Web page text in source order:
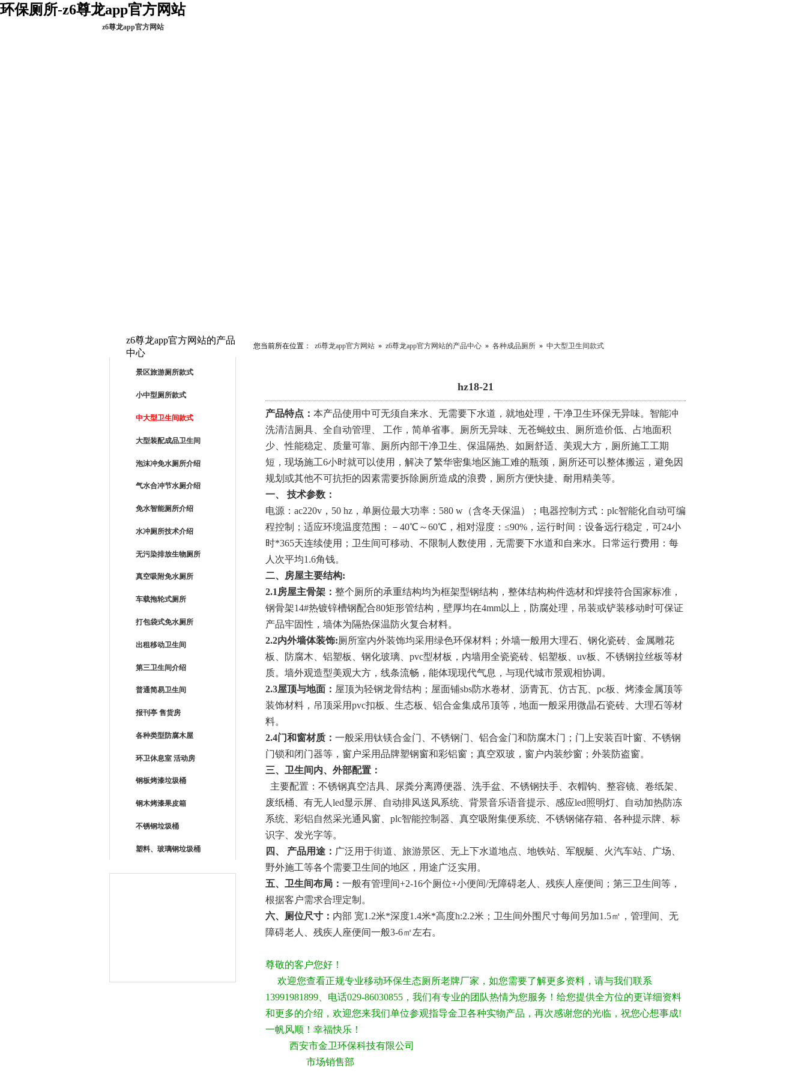
环保厕所-z6尊龙app官方网站
z6尊龙app官方网站
z6尊龙app官方网站的产品
中心
景区旅游厕所款式
小中型厕所款式
中大型卫生间款式
大型装配成品卫生间
泡沫冲免水厕所介绍
气水合冲节水厕介绍
免水智能厕所介绍
水冲厕所技术介绍
无污染排放生物厕所
真空吸附免水厕所
车载拖轮式厕所
打包袋式免水厕所
出租移动卫生间
第三卫生间介绍
普通简易卫生间
报刊亭 售货房
各种类型防腐木屋
环卫休息室 活动房
钢板烤漆垃圾桶
钢木烤漆果皮箱
不锈钢垃圾桶
塑料、玻璃钢垃圾桶
您当前所在位置： z6尊龙app官方网站 » z6尊龙app官方网站的产品中心 » 各种成品厕所 » 中大型卫生间款式
hz18-21
产品特点： 本产品使用中可无须自来水、无需要下水道，就地处理，干净卫生环保无异味。智能冲
洗清洁厕具、全自动管理、 工作，简单省事。厕所无异味、无苍蝇蚊虫、厕所造价低、占地面积
少、性能稳定、质量可靠、厕所内部干净卫生、保温隔热、如厕舒适、美观大方，厕所施工工期
短，现场施工6小时就可以使用，解决了繁华密集地区施工难的瓶颈，厕所还可以整体搬运，避免因
规划或其他不可抗拒的因素需要拆除厕所造成的浪费，厕所方便快捷、耐用精美等。
一、 技术参数：
电源： ac220v ， 50 hz ，单厕位最大功率： 580 w （含冬天保温）；电器控制方式： plc智能化自动可编
程控制；适应环境温度范围：－ 40℃～60℃，相对湿度：≤90% ，运行时间：设备远行稳定，可24小
时*365天连续使用；卫生间可移动、不限制人数使用，无需要下水道和自来水。日常运行费用：每
人次平均1.6角钱。
二、房屋主要结构:
2.1 房屋主骨架： 整个厕所的承重结构均为框架型钢结构，整体结构构件选材和焊接符合国家标准，
钢骨架14#热镀锌槽钢配合80矩形管结构，壁厚均在4mm以上，防腐处理，吊装或铲装移动时可保证
产品牢固性，墙体为隔热保温防火复合材料。
2.2内外墙体装饰:厕所室内外装饰均采用绿色环保材料；外墙一般用大理石、钢化瓷砖、金属雕花
板、防腐木、铝塑板、钢化玻璃、 pvc型材板，内墙用全瓷瓷砖、铝塑板、 uv板、不锈钢拉丝板等材
质。墙外观造型美观大方，线条流畅，能体现现代气息，与现代城市景观相协调。
2.3屋顶与地面： 屋顶为轻钢龙骨结构；屋面铺sbs防水卷材、沥青瓦、仿古瓦、 pc板、烤漆金属顶等
装饰材料，吊顶采用pvc扣板、生态板、铝合金集成吊顶等，地面一般采用微晶石瓷砖、大理石等材
料。
2.4门和窗材质： 一般采用钛镁合金门、不锈钢门、铝合金门和防腐木门；门上安装百叶窗、不锈钢
门锁和闭门器等，窗户采用品牌塑钢窗和彩铝窗；真空双玻，窗户内装纱窗；外装防盗窗。
三、卫生间内、外部配置：
主要配置：不锈钢真空洁具、尿粪分离蹲便器、洗手盆、不锈钢扶手、衣帽钩、整容镜、卷纸架、
废纸桶、有无人 led显示屏、自动排风送风系统、背景音乐语音提示、感应led照明灯、自动加热防冻
系统、彩铝自然采光通风窗、 plc智能控制器、真空吸附集便系统、不锈钢储存箱、各种提示牌、标
识字、发光字等。
四、 产品用途： 广泛用于街道、旅游景区、无上下水道地点、地铁站、军舰艇、火汽车站、广场、
野外施工等各个需要卫生间的地区，用途广泛实用。
五、卫生间布局： 一般有管理间+2-16个厕位+小便间/无障碍老人、残疾人座便间；第三卫生间等，
根据客户需求合理定制。
六、厕位尺寸： 内部 宽1.2米*深度1.4米*高度h:2.2米；卫生间外围尺寸每间另加1.5㎡，管理间、无
障碍老人、残疾人座便间一般3-6㎡左右。
尊敬的客户您好！
欢迎您查看正规专业移动环保生态厕所老牌厂家，如您需要了解更多资料，请与我们联系
13991981899、电话029-86030855，我们有专业的团队热情为您服务！给您提供全方位的更详细资料
和更多的介绍，欢迎您来我们单位参观指导金卫各种实物产品，再次感谢您的光临，祝您心想事成!
一帆风顺！幸福快乐！
西安市金卫环保科技有限公司
市场销售部